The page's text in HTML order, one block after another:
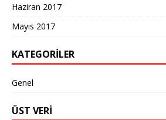
Haziran 2017
Mayıs 2017
KATEGORILER
Genel
ÜST VERI